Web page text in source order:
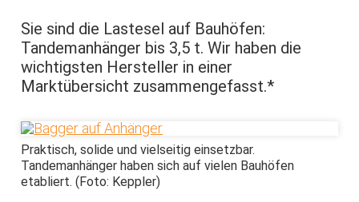
Sie sind die Lastesel auf Bauhöfen:
Tandemanhänger bis 3,5 t. Wir haben die
wichtigsten Hersteller in einer
Marktübersicht zusammengefasst.*
Praktisch, solide und vielseitig einsetzbar.
Tandemanhänger haben sich auf vielen Bauhöfen
etabliert. (Foto: Keppler)